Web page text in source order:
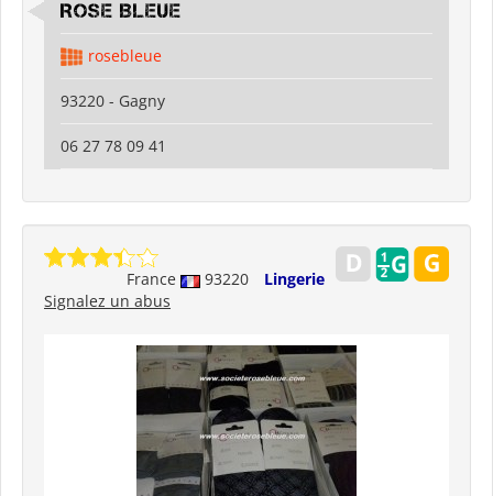
ROSE BLEUE
rosebleue
93220 - Gagny
06 27 78 09 41
France 93220
Lingerie
Signalez un abus